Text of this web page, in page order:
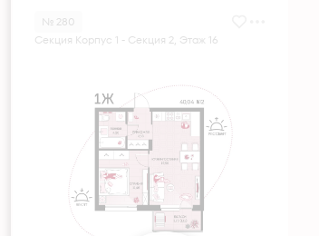
№ 280
Секция Корпус 1 - Секция 2, Этаж 16